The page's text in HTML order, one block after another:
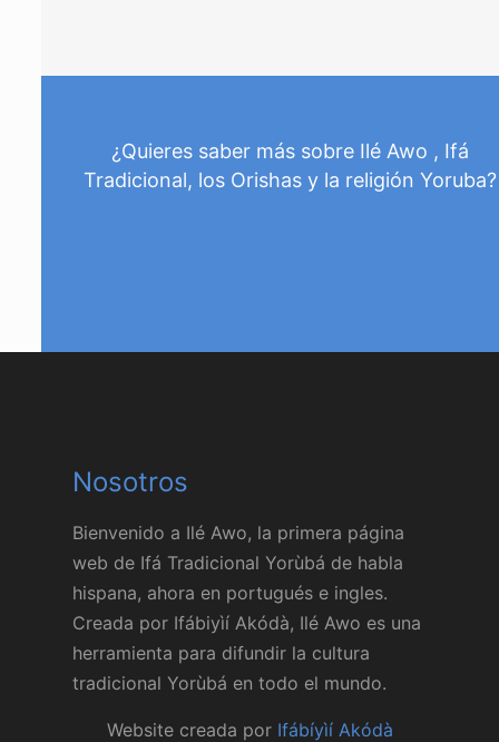
¿Quieres saber más sobre Ilé Awo , Ifá
Tradicional, los Orishas y la religión Yoruba?
Nosotros
Bienvenido a Ilé Awo, la primera página
web de Ifá Tradicional Yorùbá de habla
hispana, ahora en portugués e ingles.
Creada por Ifábiyìí Akódà, Ilé Awo es una
herramienta para difundir la cultura
tradicional Yorùbá en todo el mundo.
Website creada por Ifábíyìí Akódà